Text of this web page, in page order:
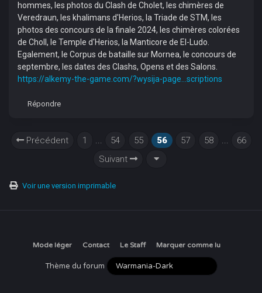
hommes, les photos du Clash de Cholet, les chimères de
Veredraun, les khalimans d'Herios, la Triade de STM, les
photos des concours de la finale 2024, les chimères colorées
de Choll, le Temple d'Herios, la Manticore de El-Ludo.
Egalement, le Corpus de bataille sur Mornea, le concours de
septembre, les dates des Clashs, Opens et des Salons.
https://alkemy-the-game.com/?wysija-page...scriptions
Répondre
Précédent 1 ... 54 55 56 57 58 ...
66
Suivant
Voir une version imprimable
Mode léger Contact Le Staff Marquer comme lu
Thème du forum